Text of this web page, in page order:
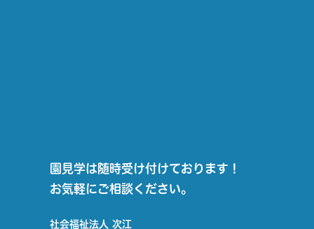
園見学は随時受け付けております！
お気軽にご相談ください。
社会福祉法人 次江